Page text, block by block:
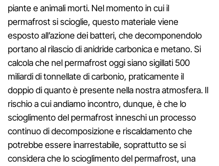
piante e animali morti. Nel momento in cui il
permafrost si scioglie, questo materiale viene
esposto all’azione dei batteri, che decomponendolo
portano al rilascio di anidride carbonica e metano. Si
calcola che nel permafrost oggi siano sigillati 500
miliardi di tonnellate di carbonio, praticamente il
doppio di quanto è presente nella nostra atmosfera. Il
rischio a cui andiamo incontro, dunque, è che lo
scioglimento del permafrost inneschi un processo
continuo di decomposizione e riscaldamento che
potrebbe essere inarrestabile, soprattutto se si
considera che lo scioglimento del permafrost, una